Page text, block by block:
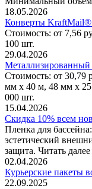
18.05.2026
Конверты
Стоимость: от 7,56
100 шт.
29.04.2026
Металлизированный
Стоимость: от 30,79
мм х 40 м, 48 мм х
000 шт.
15.04.2026
Скидка 10% всем
Пленка для
эстетический
защита. Читать далее
02.04.2026
Курьерские пакеты
22.09.2025